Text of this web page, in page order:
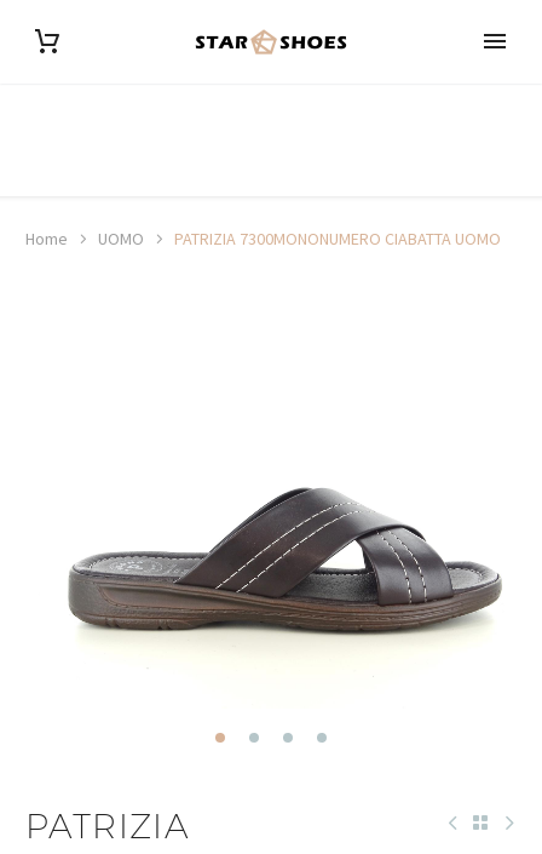
Home UOMO PATRIZIA 7300MONONUMERO CIABATTA UOMO
PATRIZIA